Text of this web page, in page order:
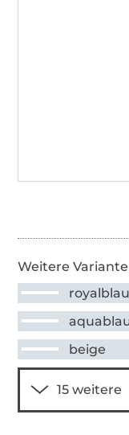
Weitere
royalblau
beige